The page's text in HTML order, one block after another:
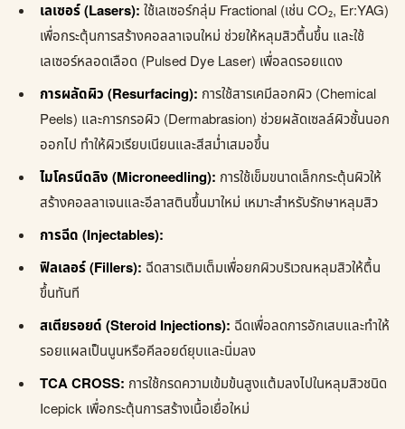
เลเซอร์ (Lasers): ใช้เลเซอร์กลุ่ม Fractional (เช่น CO₂, Er:YAG)
เพื่อกระตุ้นการสร้างคอลลาเจนใหม่ ช่วยให้หลุมสิวตื้นขึ้น และใช้
เลเซอร์หลอดเลือด (Pulsed Dye Laser) เพื่อลดรอยแดง
การผลัดผิว (Resurfacing): การใช้สารเคมีลอกผิว (Chemical
Peels) และการกรอผิว (Dermabrasion) ช่วยผลัดเซลล์ผิวชั้นนอก
ออกไป ทำให้ผิวเรียบเนียนและสีสม่ำเสมอขึ้น
ไมโครนีดลิง (Microneedling): การใช้เข็มขนาดเล็กกระตุ้นผิวให้
สร้างคอลลาเจนและอีลาสตินขึ้นมาใหม่ เหมาะสำหรับรักษาหลุมสิว
การฉีด (Injectables):
ฟิลเลอร์ (Fillers): ฉีดสารเติมเต็มเพื่อยกผิวบริเวณหลุมสิวให้ตื้น
ขึ้นทันที
สเตียรอยด์ (Steroid Injections): ฉีดเพื่อลดการอักเสบและทำให้
รอยแผลเป็นนูนหรือคีลอยด์ยุบและนิ่มลง
TCA CROSS: การใช้กรดความเข้มข้นสูงแต้มลงไปในหลุมสิวชนิด
Icepick เพื่อกระตุ้นการสร้างเนื้อเยื่อใหม่